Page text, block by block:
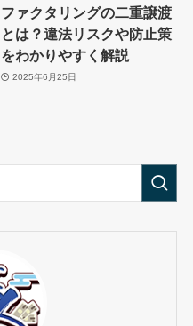
ファクタリングの二重譲渡
とは？違法リスクや防止策
をわかりやすく解説
2025年6月25日